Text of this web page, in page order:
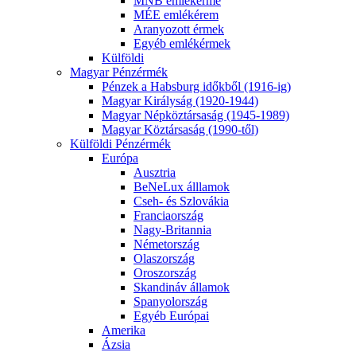
MÉE emlékérem
Aranyozott érmek
Egyéb emlékérmek
Külföldi
Magyar Pénzérmék
Pénzek a Habsburg időkből (1916-ig)
Magyar Királyság (1920-1944)
Magyar Népköztársaság (1945-1989)
Magyar Köztársaság (1990-től)
Külföldi Pénzérmék
Európa
Ausztria
BeNeLux álllamok
Cseh- és Szlovákia
Franciaország
Nagy-Britannia
Németország
Olaszország
Oroszország
Skandináv államok
Spanyolország
Egyéb Európai
Amerika
Ázsia